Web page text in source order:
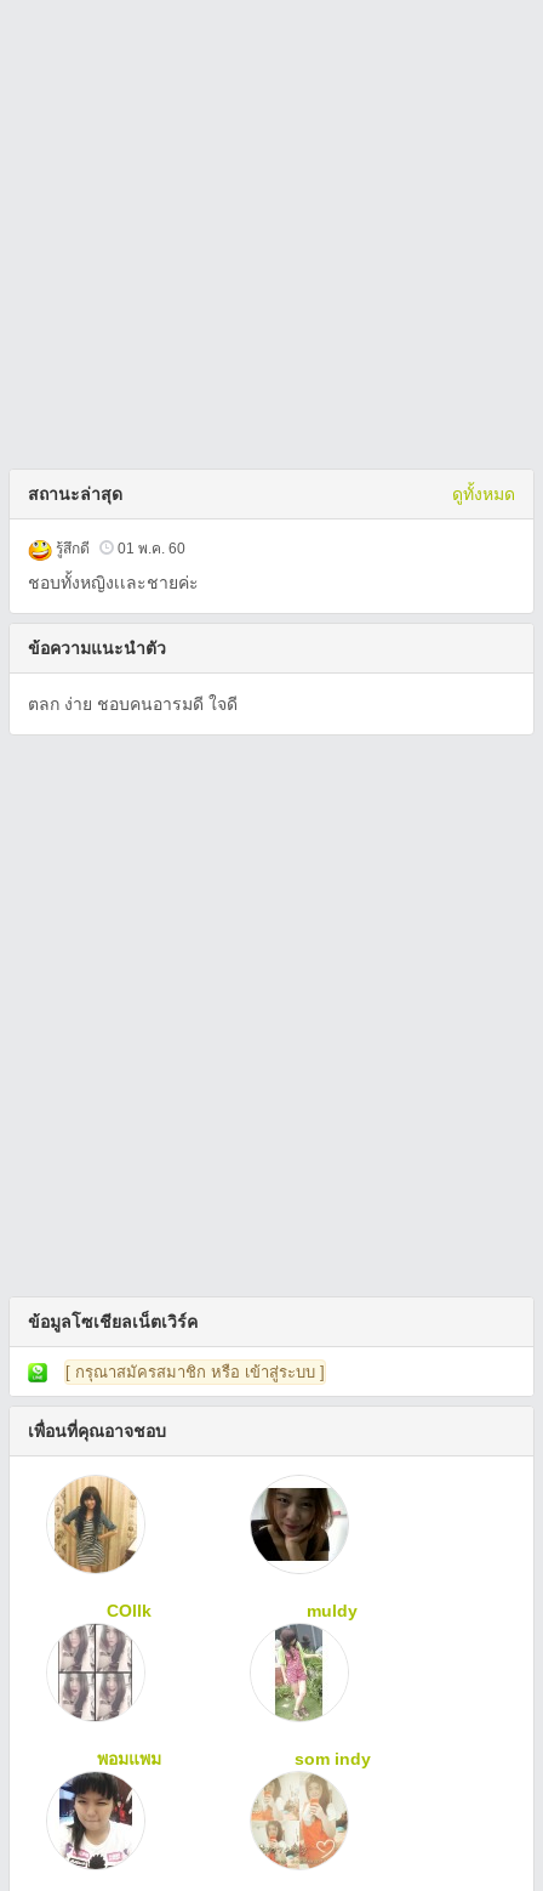
สถานะล่าสุด ดูทั้งหมด
รู้สึกดี 01 พ.ค. 60
ชอบทั้งหญิงเเละชายค่ะ
ข้อความแนะนำตัว
ตลก ง่าย ชอบคนอารมดี ใจดี
ข้อมูลโซเชียลเน็ตเวิร์ค
[ กรุณาสมัครสมาชิก หรือ เข้าสู่ระบบ ]
เพื่อนที่คุณอาจชอบ
COllk muldy
พอมแพม som indy